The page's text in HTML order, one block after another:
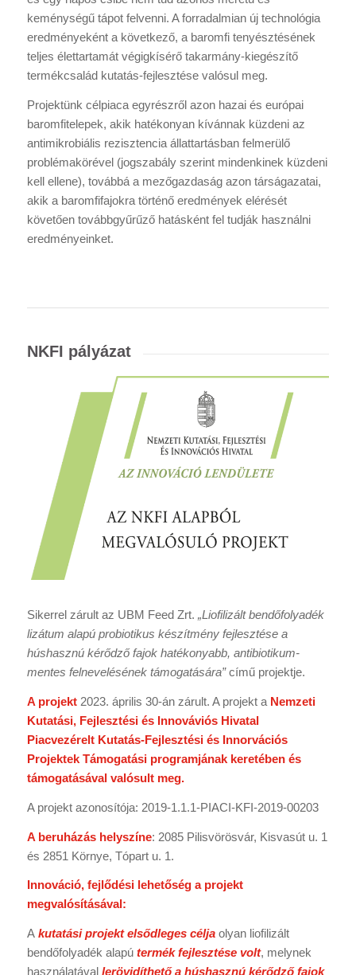
keménységű tápot felvenni. A forradalmian új technológia
eredményeként a következő, a baromfi tenyésztésének
teljes élettartamát végigkísérő takarmány-kiegészítő
termékcsalád kutatás-fejlesztése valósul meg.
Projektünk célpiaca egyrészről azon hazai és európai
baromfitelepek, akik hatékonyan kívánnak küzdeni az
antimikrobiális rezisztencia állattartásban felmerülő
problémakörével (jogszabály szerint mindenkinek küzdeni
kell ellene), továbbá a mezőgazdaság azon társágazatai,
akik a baromfifajokra történő eredmények elérését
követően továbbgyűrűző hatásként fel tudják használni
eredményeinket.
NKFI pályázat
Sikerrel zárult az UBM Feed Zrt. „Liofilizált bendőfolyadék
lizátum alapú probiotikus készítmény fejlesztése a
húshasznúkérődző fajok hatékonyabb, antibiotikum-
mentes felnevelésének támogatására”című projektje.
A projekt2023. április 30-án zárult. A projekt aNemzeti
Kutatási, Fejlesztési és Innováviós Hivatal
Piacvezérelt Kutatás-Fejlesztési és Innorvációs
Projektek Támogatási programjának keretében és
támogatásával valósult meg.
A projekt azonosítója: 2019-1.1.1-PIACI-KFI-2019-00203
A beruházás helyszíne: 2085 Pilisvörösvár, Kisvasút u. 1
és 2851 Környe, Tópart u. 1.
Innováció, fejlődési lehetőség a projekt
megvalósításával:
A kutatási projekt elsődleges céljaolyan liofilizált
bendőfolyadék alapú termék fejlesztése volt, melynek
használatával lerövidíthető a húshasznú kérődző fajok